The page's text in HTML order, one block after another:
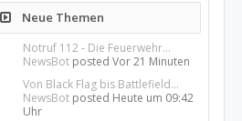
Neue Themen
Notruf 112 - Die Feuerwehr...
NewsBot postedVor 21 Minuten
Von Black Flag bis Battlefield...
NewsBot posted Heute um 09:42
Uhr